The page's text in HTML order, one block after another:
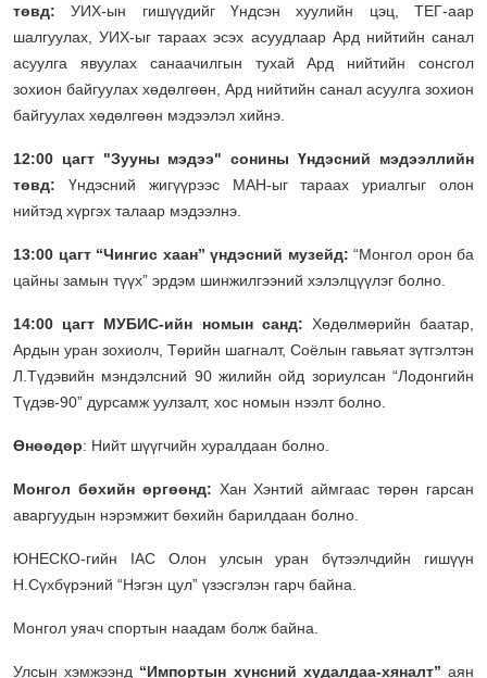
төвд: УИХ-ын гишүүдийг Үндсэн хуулийн цэц, ТЕГ-аар
шалгуулах, УИХ-ыг тараах эсэх асуудлаар Ард нийтийн санал
асуулга явуулах санаачилгын тухай Ард нийтийн сонсгол
зохион байгуулах хөдөлгөөн, Ард нийтийн санал асуулга зохион
байгуулах хөдөлгөөн мэдээлэл хийнэ.
12:00 цагт "Зууны мэдээ" сонины Үндэсний мэдээллийн
төвд: Үндэсний жигүүрээс МАН-ыг тараах уриалгыг олон
нийтэд хүргэх талаар мэдээлнэ.
13:00 цагт “Чингис хаан” үндэсний музейд: “Монгол орон ба
цайны замын түүх” эрдэм шинжилгээний хэлэлцүүлэг болно.
14:00 цагт МУБИС-ийн номын санд: Хөдөлмөрийн баатар,
Ардын уран зохиолч, Төрийн шагналт, Соёлын гавьяат зүтгэлтэн
Л.Түдэвийн мэндэлсний 90 жилийн ойд зориулсан “Лодонгийн
Түдэв-90” дурсамж уулзалт, хос номын нээлт болно.
Өнөөдөр: Нийт шүүгчийн хуралдаан болно.
Монгол бөхийн өргөөнд: Хан Хэнтий аймгаас төрөн гарсан
аваргуудын нэрэмжит бөхийн барилдаан болно.
ЮНЕСКО-гийн IAC Олон улсын уран бүтээлчдийн гишүүн
Н.Сүхбүрэний “Нэгэн цул” үзэсгэлэн гарч байна.
Монгол уяач спортын наадам болж байна.
Улсын хэмжээнд “Импортын хүнсний худалдаа-хяналт” аян